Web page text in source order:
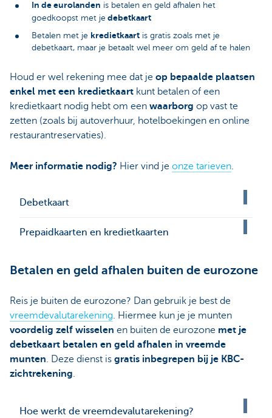
In de eurolanden is betalen en geld afhalen het
goedkoopst met je debetkaart
Betalen met je kredietkaart is gratis zoals met je
debetkaart, maar je betaalt wel meer om geld af te halen
Houd er wel rekening mee dat je op bepaalde plaatsen
enkel met een kredietkaart kunt betalen of een
kredietkaart nodig hebt om een waarborg op vast te
zetten (zoals bij autoverhuur, hotelboekingen en online
restaurantreservaties).
Meer informatie nodig? Hier vind je onze tarieven.
Debetkaart
Prepaidkaarten en kredietkaarten
Betalen en geld afhalen buiten de eurozone
Reis je buiten de eurozone? Dan gebruik je best de
vreemdevalutarekening. Hiermee kun je je munten
voordelig zelf wisselen en buiten de eurozone met je
debetkaart betalen en geld afhalen in vreemde
munten. Deze dienst is gratis inbegrepen bij je KBC-
zichtrekening.
Hoe werkt de vreemdevalutarekening?